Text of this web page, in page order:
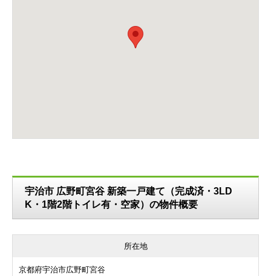
宇治市 広野町宮谷 新築一戸建て（完成済・3LD
K・1階2階トイレ有・空家）の物件概要
所在地
京都府宇治市広野町宮谷